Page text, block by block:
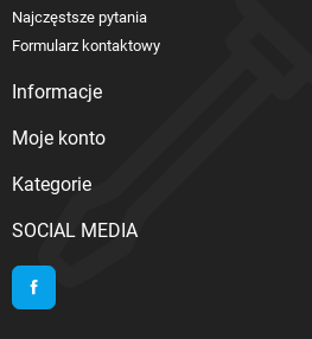
Najczęstsze pytania
Formularz kontaktowy
Informacje
Moje konto
Kategorie
SOCIAL MEDIA
Facebook